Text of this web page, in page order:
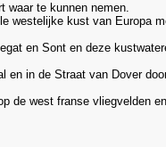
waar te kunnen nemen.
westelijke kust van Europa
en Sont en deze
in de Straat van Dover
de west franse vliegvelden